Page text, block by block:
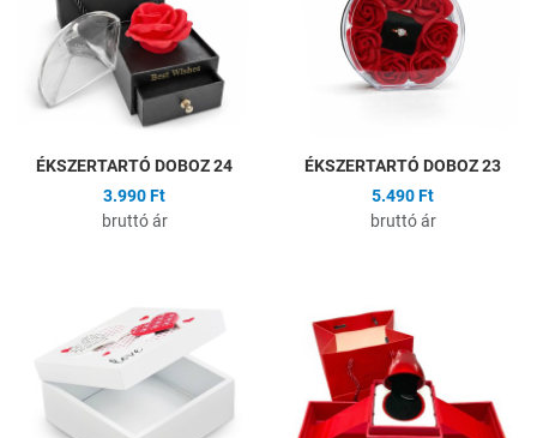
Gyors nézet
ÉKSZERTARTÓ DOBOZ 24
3.990 Ft
bruttó ár
ÉKSZERTARTÓ DOBOZ 23
5.490 Ft
bruttó ár
Összehasonlítás
Gyors nézet